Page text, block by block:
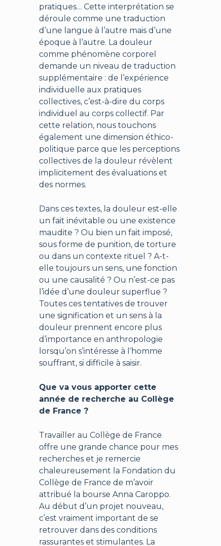
pratiques… Cette interprétation se
déroule comme une traduction
d’une langue à l’autre mais d’une
époque à l’autre. La douleur
comme phénomène corporel
demande un niveau de traduction
supplémentaire : de l’expérience
individuelle aux pratiques
collectives, c’est-à-dire du corps
individuel au corps collectif. Par
cette relation, nous touchons
également une dimension éthico-
politique parce que les perceptions
collectives de la douleur révèlent
implicitement des évaluations et
des normes.
Dans ces textes, la douleur est-elle
un fait inévitable ou une existence
maudite ? Ou bien un fait imposé,
sous forme de punition, de torture
ou dans un contexte rituel ? A-t-
elle toujours un sens, une fonction
ou une causalité ? Ou n’est-ce pas
l’idée d’une douleur superflue ?
Toutes ces tentatives de trouver
une signification et un sens à la
douleur prennent encore plus
d’importance en anthropologie
lorsqu’on s’intéresse à l‘homme
souffrant, si difficile à saisir.
Que va vous apporter cette
année de recherche au Collège
de France ?
Travailler au Collège de France
offre une grande chance pour mes
recherches et je remercie
chaleureusement la Fondation du
Collège de France de m’avoir
attribué la bourse Anna Caroppo.
Au début d’un projet nouveau,
c’est vraiment important de se
retrouver dans des conditions
rassurantes et stimulantes. La